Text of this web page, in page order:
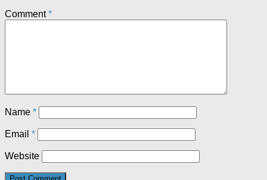
Comment*
Name *
Email *
Website